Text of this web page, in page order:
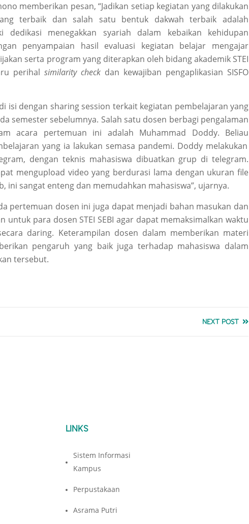
memberikan pesan, “Jadikan setiap kegiatan yang dilakukan
terbaik dan salah satu bentuk dakwah terbaik adalah
dedikasi menegakkan syariah dalam kebaikan kehidupan
penyampaian hasil evaluasi kegiatan belajar mengajar
serta program yang diterapkan oleh bidang akademik STEI
perihal similarity check dan kewajiban pengaplikasian SISFO
sharing session terkait kegiatan pembelajaran yang
semester sebelumnya. Salah satu dosen berbagi pengalaman
acara pertemuan ini adalah Muhammad Doddy. Beliau
yang ia lakukan semasa pandemi. Doddy melakukan
dengan teknis mahasiswa dibuatkan grup di telegram.
mengupload video yang berdurasi lama dengan ukuran file
ini sangat enteng dan memudahkan mahasiswa”, ujarnya.
pertemuan dosen ini juga dapat menjadi bahan masukan dan
untuk para dosen STEI SEBI agar dapat memaksimalkan waktu
daring. Keterampilan dosen dalam memberikan materi
pengaruh yang baik juga terhadap mahasiswa dalam
tersebut.
NEXT POST
LINKS
Sistem Informasi
Kampus
Perpustakaan
Asrama Putri